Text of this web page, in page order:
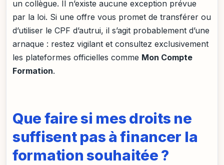
un collègue. Il n’existe aucune exception prévue
par la loi. Si une offre vous promet de transférer ou
d’utiliser le CPF d’autrui, il s’agit probablement d’une
arnaque : restez vigilant et consultez exclusivement
les plateformes officielles comme Mon Compte
Formation.
Que faire si mes droits ne
suffisent pas à financer la
formation souhaitée ?